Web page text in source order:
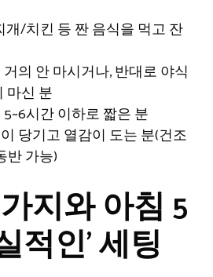
/치킨 등 짠 음식을 먹고 잔
의 안 마시거나, 반대로 야식
마신 분
시간 이하로 짧은 분
당기고 열감이 도는 분(건조
반 가능)
지와 아침 5
적인’ 세팅